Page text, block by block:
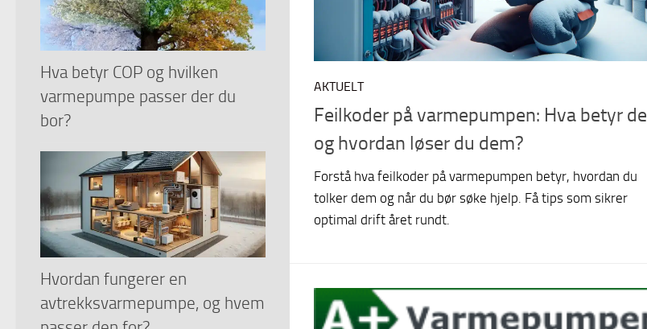
AKTUELT
Feilkoder på varmepumpen: Hva betyr de
og hvordan løser du dem?
Forstå hva feilkoder på varmepumpen betyr, hvordan du
tolker dem og når du bør søke hjelp. Få tips som sikrer
optimal drift året rundt.
Hva betyr COP og hvilken
varmepumpe passer der du
bor?
Hvordan fungerer en
avtrekksvarmepumpe, og hvem